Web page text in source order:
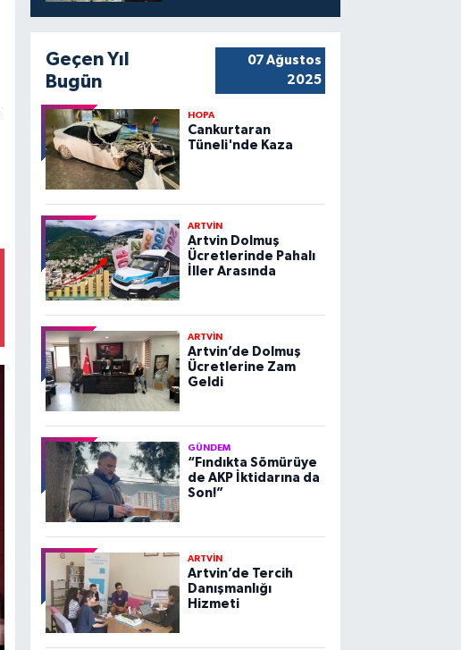
Geçen Yıl
Bugün
07 Ağustos
2025
HOPA
Cankurtaran
Tüneli'nde Kaza
ARTVİN
Artvin Dolmuş
Ücretlerinde Pahalı
İller Arasında
ARTVİN
Artvin’de Dolmuş
Ücretlerine Zam
Geldi
GÜNDEM
“Fındıkta Sömürüye
de AKP İktidarına da
Son!”
ARTVİN
Artvin’de Tercih
Danışmanlığı
Hizmeti